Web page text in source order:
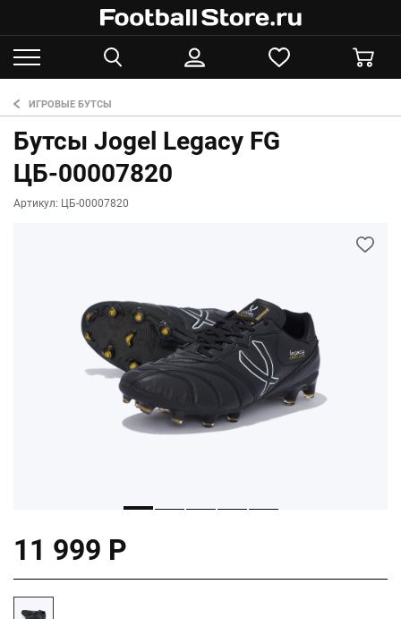
ИГРОВЫЕ БУТСЫ
Бутсы Jogel Legacy FG
ЦБ-00007820
Артикул: ЦБ-00007820
11 999 Р